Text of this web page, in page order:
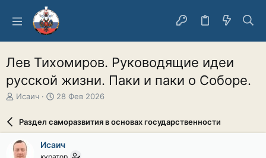
Лев Тихомиров. Руководящие идеи
русской жизни. Паки и паки о Соборе.
А
о
р
т
Исаич
Д
а
а
28 Фев 2026
Раздел саморазвития в основах государственности
Исаич